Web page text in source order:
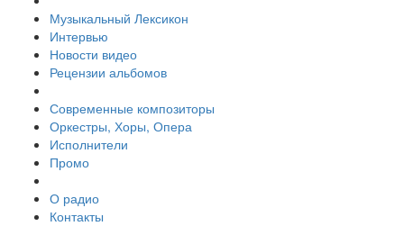
Музыкальный Лексикон
Интервью
Новости видео
Рецензии альбомов
Современные композиторы
Оркестры, Хоры, Опера
Исполнители
Промо
О радио
Контакты